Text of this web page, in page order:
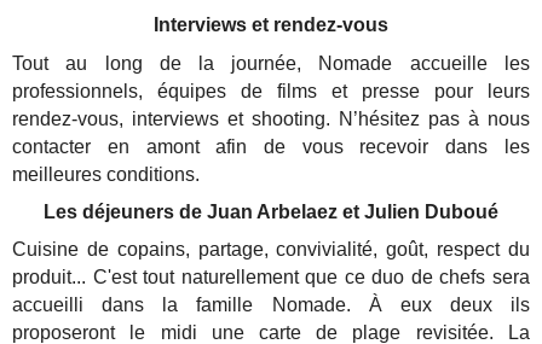
Interviews et rendez-vous
Tout au long de la journée, Nomade accueille les
professionnels, équipes de films et presse pour leurs
rendez-vous, interviews et shooting. N’hésitez pas à nous
contacter en amont afin de vous recevoir dans les
meilleures conditions.
Les déjeuners de Juan Arbelaez et Julien Duboué
Cuisine de copains, partage, convivialité, goût, respect du
produit... C'est tout naturellement que ce duo de chefs sera
accueilli dans la famille Nomade. À eux deux ils
proposeront le midi une carte de plage revisitée. La